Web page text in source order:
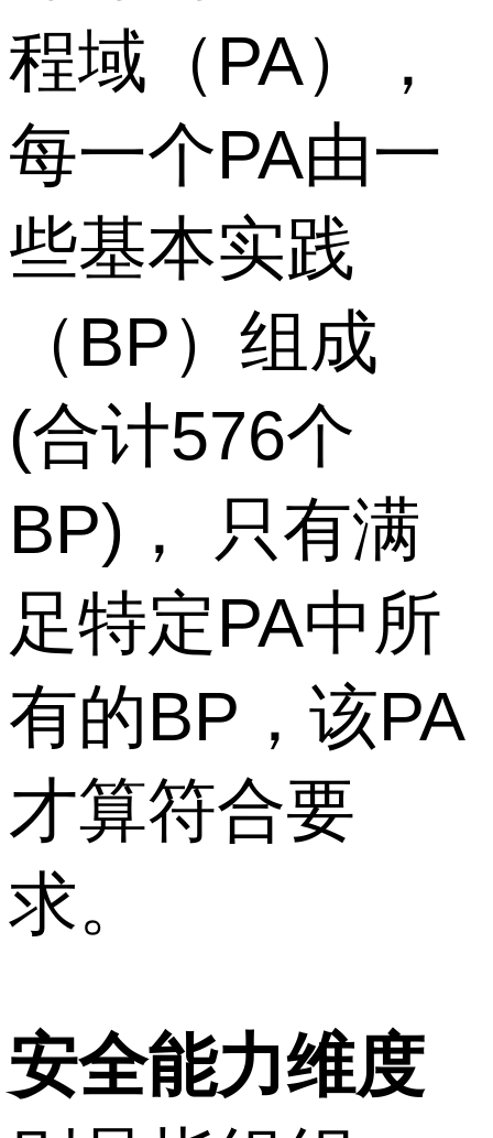
程域（PA），
每一个PA由一
些基本实践
（BP）组成
(合计576个
BP)， 只有满
足特定PA中所
有的BP，该PA
才算符合要
求。
安全能力维度